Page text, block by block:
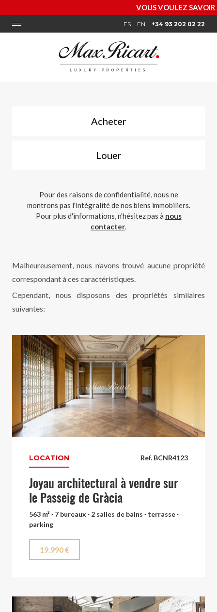
VOUS VOULEZ SAVOIR COMBIEN
ES EN +34 93 202 02 22
Acheter
Louer
Pour des raisons de confidentialité, nous ne
montrons pas l'intégralité de nos biens immobiliers.
Pour plus d'informations, n'hésitez pas à nous
contacter.
Malheureusement, nous n’avons trouvé aucune propriété
correspondant à ces caractéristiques.
Cependant, nous disposons des propriétés similaires
suivantes:
Ref. BCNR4123
LOCATION
Joyau architectural à vendre sur
le Passeig de Gràcia
563 m² · 7 bureaux · 2 salles de bains · terrasse ·
parking
19.990 €